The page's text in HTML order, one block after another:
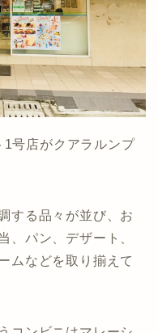
号店がクアラルンプ
する品々が並び、お
、パン、デザート、
ムなどを取り揃えて